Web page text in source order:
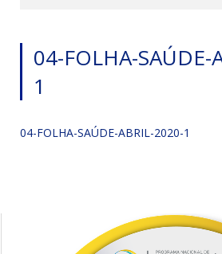
04-FOLHA-SAÚDE-
1
04-FOLHA-SAÚDE-ABRIL-2020-1